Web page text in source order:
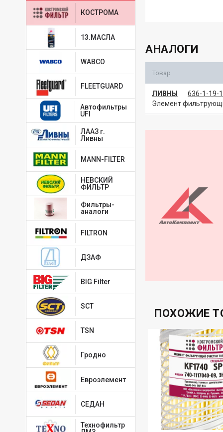
КОСТРОМА
13.МАСЛА
WABCO
FLEETGUARD
Автофильтры
UFI
ЛААЗ г.
Ливны
MANN-FILTER
НЕВСКИЙ
ФИЛЬТР
Фильтры-
аналоги
FILTRON
ДЗАФ
BIG Filter
SCT
TSN
Гродно
Евроэлемент
СЕДАН
Технофильтр
АНАЛОГИ
Товар
ЛИВНЫ
636-1-19-
Элемент
ПОХОЖИЕ